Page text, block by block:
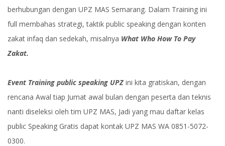
berhubungan dengan UPZ MAS Semarang. Dalam Training ini
full membahas strategi, taktik public speaking dengan konten
zakat infaq dan sedekah, misalnya What Who How To Pay
Zakat.
Event Training public speaking UPZ ini kita gratiskan, dengan
rencana Awal tiap Jumat awal bulan dengan peserta dan teknis
nanti diseleksi oleh tim UPZ MAS, Jadi yang mau daftar kelas
public Speaking Gratis dapat kontak UPZ MAS WA 0851-5072-
0300.